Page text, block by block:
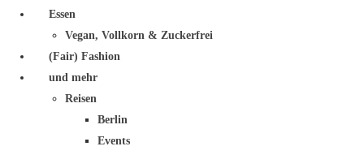
Essen
Vegan, Vollkorn & Zuckerfrei
(Fair) Fashion
und mehr
Reisen
Berlin
Events